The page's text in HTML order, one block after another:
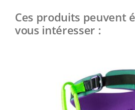
Ces produits peuvent
vous intéresser :